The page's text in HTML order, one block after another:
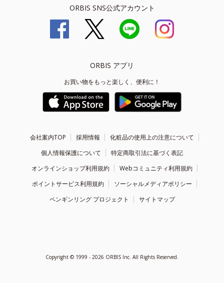
ORBIS SNS公式アカウント
ORBIS アプリ
お買い物をもっと楽しく、便利に！
会社案内TOP 採用情報
化粧品の使用上の注意について
個人情報保護について
特定商取引法に基づく表記
オンラインショップ利用規約
Webコミュニティ利用規約
ポイントサービス利用規約
ソーシャルメディアポリシー
ペンギンリング プロジェクト
サイトマップ
Copyright © 1999 - 2026 ORBIS Inc. All Rights Reserved.